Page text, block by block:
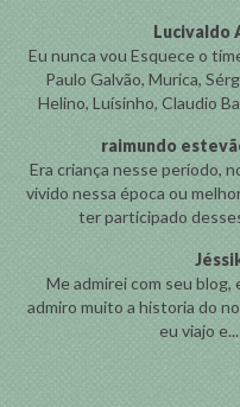
Lucivaldo
Eu nunca vou Esquece o
Paulo Galvão, Murica,
Helino, Luísinho, Claudio
raimundo
Era criança nesse período,
vivido nessa época ou
ter participado
Me admirei com seu
admiro muito a historia do
eu viajo e...